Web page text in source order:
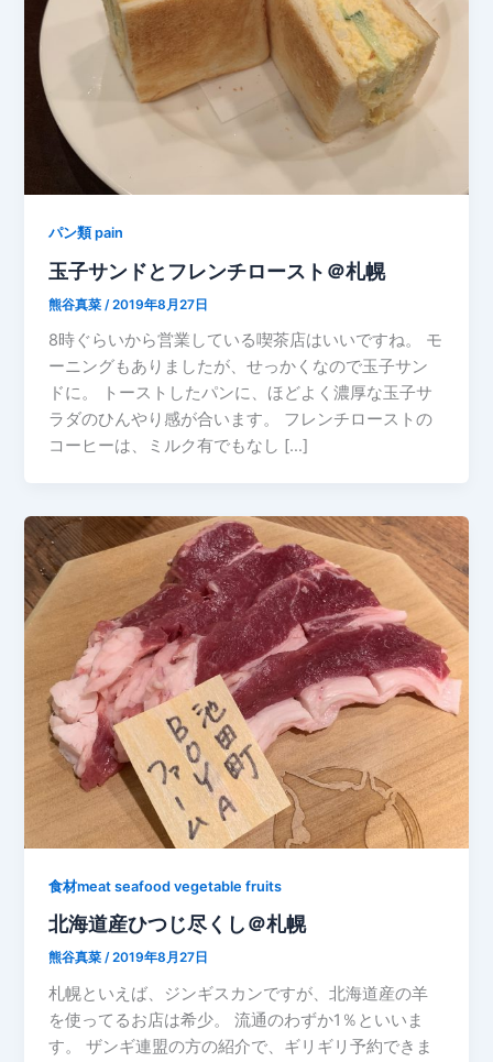
パン類 pain
玉子サンドとフレンチロースト＠札幌
熊谷真菜 /2019年8月27日
8時ぐらいから営業している喫茶店はいいですね。 モ
ーニングもありましたが、せっかくなので玉子サン
ドに。 トーストしたパンに、ほどよく濃厚な玉子サ
ラダのひんやり感が合います。 フレンチローストの
コーヒーは、ミルク有でもなし […]
食材meat seafood vegetable fruits
北海道産ひつじ尽くし＠札幌
熊谷真菜/2019年8月27日
札幌といえば、ジンギスカンですが、北海道産の羊
を使ってるお店は希少。 流通のわずか1％といいま
す。 ザンギ連盟の方の紹介で、ギリギリ予約できま